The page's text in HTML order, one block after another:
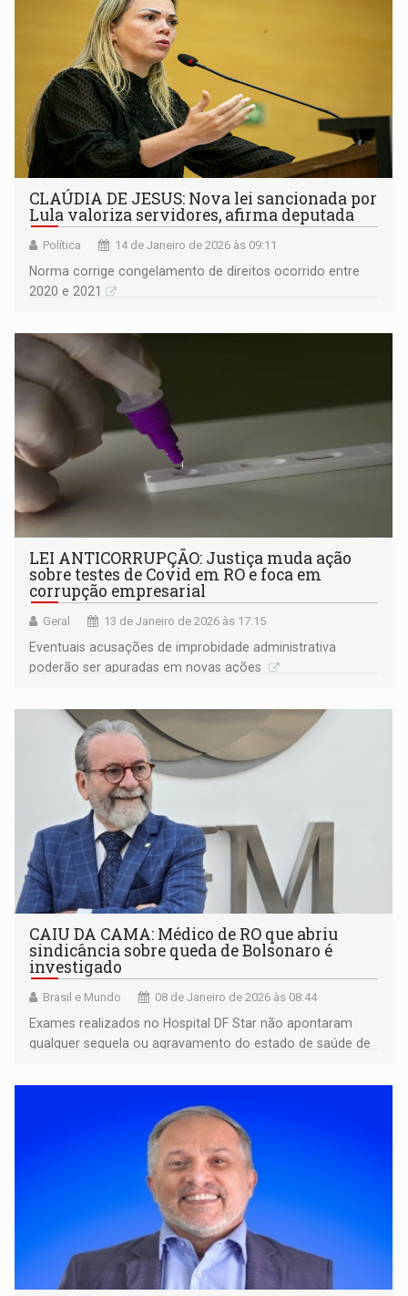
CLAÚDIA DE JESUS: Nova lei sancionada por
Lula valoriza servidores, afirma deputada
Política 14 de Janeiro de 2026 às 09:11
Norma corrige congelamento de direitos ocorrido entre
2020 e 2021
LEI ANTICORRUPÇÃO: Justiça muda ação
sobre testes de Covid em RO e foca em
corrupção empresarial
Geral 13 de Janeiro de 2026 às 17:15
Eventuais acusações de improbidade administrativa
poderão ser apuradas em novas ações
CAIU DA CAMA: Médico de RO que abriu
sindicância sobre queda de Bolsonaro é
investigado
Brasil e Mundo 08 de Janeiro de 2026 às 08:44
Exames realizados no Hospital DF Star não apontaram
qualquer sequela ou agravamento do estado de saúde de